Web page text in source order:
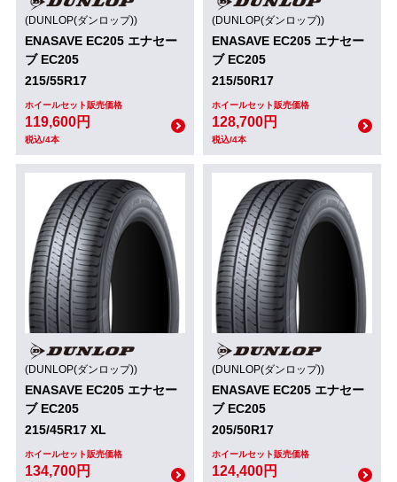
(DUNLOP(ダンロップ))
ENASAVE EC205 エナセー
ブ EC205
215/55R17
ホイールセット販売価格
119,600円
税込/4本
(DUNLOP(ダンロップ))
ENASAVE EC205 エナセー
ブ EC205
215/50R17
ホイールセット販売価格
128,700円
税込/4本
(DUNLOP(ダンロップ))
ENASAVE EC205 エナセー
ブ EC205
215/45R17 XL
ホイールセット販売価格
134,700円
(DUNLOP(ダンロップ))
ENASAVE EC205 エナセー
ブ EC205
205/50R17
ホイールセット販売価格
124,400円